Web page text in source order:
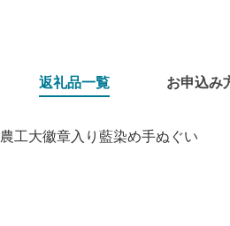
返礼品一覧 お申込み
農工大徽章入り藍染め手ぬぐい